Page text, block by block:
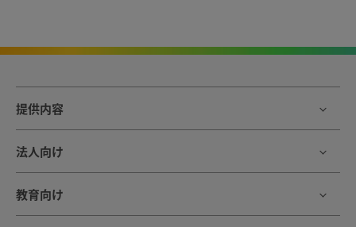
提供内容
法人向け
教育向け